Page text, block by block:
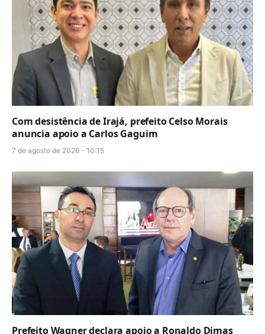
Com desistência de Irajá, prefeito Celso Morais
anuncia apoio a Carlos Gaguim
7 de agosto de 2026 - 10:15
Prefeito Wagner declara apoio a Ronaldo Dimas